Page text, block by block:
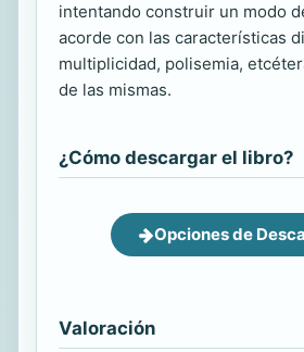
intentando construir un modo
acorde con las características
multiplicidad, polisemia,
de las mismas.
¿Cómo descargar el libro?
Opciones de
Valoración